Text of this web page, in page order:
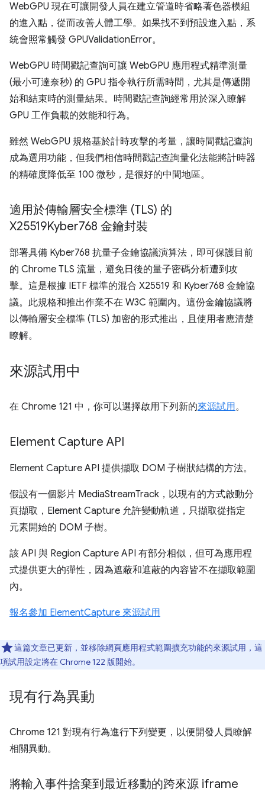
WebGPU 現在可讓開發人員在建立管道時省略著色器模組
的進入點，從而改善人體工學。如果找不到預設進入點，系
統會照常觸發 GPUValidationError。
WebGPU 時間戳記查詢可讓 WebGPU 應用程式精準測量
(最小可達奈秒) 的 GPU 指令執行所需時間，尤其是傳遞開
始和結束時的測量結果。時間戳記查詢經常用於深入瞭解
GPU 工作負載的效能和行為。
雖然 WebGPU 規格基於計時攻擊的考量，讓時間戳記查詢
成為選用功能，但我們相信時間戳記查詢量化法能將計時器
的精確度降低至 100 微秒，是很好的中間地區。
適用於傳輸層安全標準 (TLS) 的
X25519Kyber768 金鑰封裝
部署具備 Kyber768 抗量子金鑰協議演算法，即可保護目前
的 Chrome TLS 流量，避免日後的量子密碼分析遭到攻
擊。這是根據 IETF 標準的混合 X25519 和 Kyber768 金鑰協
議。此規格和推出作業不在 W3C 範圍內。這份金鑰協議將
以傳輸層安全標準 (TLS) 加密的形式推出，且使用者應清楚
瞭解。
來源試用中
在 Chrome 121 中，你可以選擇啟用下列新的來源試用。
Element Capture API
Element Capture API 提供擷取 DOM 子樹狀結構的方法。
假設有一個影片 MediaStreamTrack，以現有的方式啟動分
頁擷取，Element Capture 允許變動軌道，只擷取從指定
元素開始的 DOM 子樹。
該 API 與 Region Capture API 有部分相似，但可為應用程
式提供更大的彈性，因為遮蔽和遮蔽的內容皆不在擷取範圍
內。
報名參加 ElementCapture 來源試用
這篇文章已更新，並移除網頁應用程式範圍擴充功能的來源試用，這
項試用設定將在 Chrome 122 版開始。
現有行為異動
Chrome 121 對現有行為進行下列變更，以便開發人員瞭解
相關異動。
將輸入事件捨棄到最近移動的跨來源 iframe